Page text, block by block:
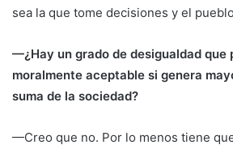
sea la que tome decisiones y el
—¿Hay un grado de desigualdad que
moralmente aceptable si genera
suma de la sociedad?
—Creo que no. Por lo menos tiene